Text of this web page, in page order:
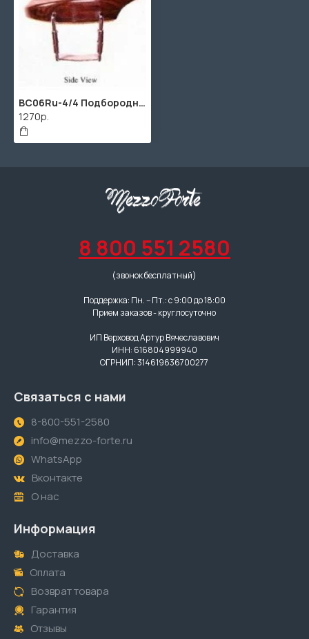
BC06Ru-4/4 Подбородник для альта, модель Stuber. Форма крепления - U. Материал - палисандр. WBO
1270р.
8 800 551 2580
(звонок бесплатный)
Поддержка: Пн. – Пт.: с 9:00 до 18:00
Прием заказов - круглосуточно
ИП Верховод Артур Вячеславович
ИНН: 616804999940
ОГРНИП: 314619636700277
Связаться с нами
8-800-551-2580
info@mezzo-forte.ru
WhatsApp
Вконтакте
О нас
Информация
Доставка
Оплата
Возврат товара
Гарантия
Отзывы